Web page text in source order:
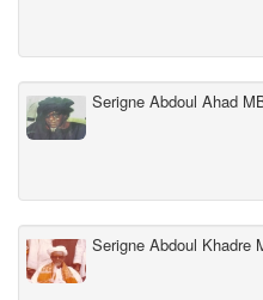
Serigne Abdoul Ahad
Serigne Abdoul Khadre